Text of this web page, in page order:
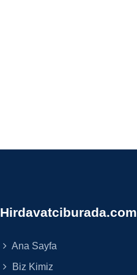
Hirdavatciburada.com
Ana Sayfa
Biz Kimiz